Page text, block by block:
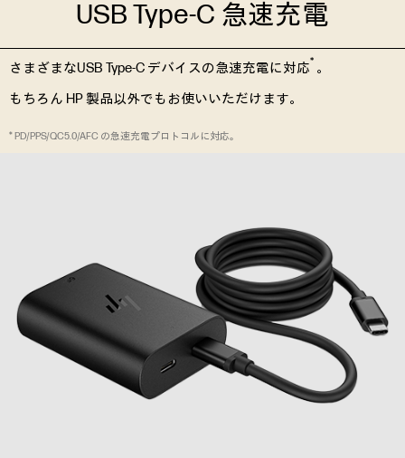
USB Type-C 急速充電
さまざまなUSB Type-C デバイスの急速充電に対応* 。
もちろん HP 製品以外でもお使いいただけます。
* PD/PPS/QC5.0/AFC の急速充電プロトコルに対応。